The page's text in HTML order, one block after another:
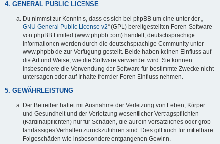
4. GENERAL PUBLIC LICENSE
Du nimmst zur Kenntnis, dass es sich bei phpBB um eine unter der „
GNU General Public License v2“ (GPL) bereitgestellten Foren-Software
von phpBB Limited (www.phpbb.com) handelt; deutschsprachige
Informationen werden durch die deutschsprachige Community unter
www.phpbb.de zur Verfügung gestellt. Beide haben keinen Einfluss auf
die Art und Weise, wie die Software verwendet wird. Sie können
insbesondere die Verwendung der Software für bestimmte Zwecke nicht
untersagen oder auf Inhalte fremder Foren Einfluss nehmen.
5. GEWÄHRLEISTUNG
Der Betreiber haftet mit Ausnahme der Verletzung von Leben, Körper
und Gesundheit und der Verletzung wesentlicher Vertragspflichten
(Kardinalpflichten) nur für Schäden, die auf ein vorsätzliches oder grob
fahrlässiges Verhalten zurückzuführen sind. Dies gilt auch für mittelbare
Folgeschäden wie insbesondere entgangenen Gewinn.